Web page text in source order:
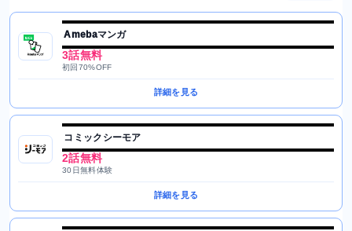
Amebaマンガ
3話無料
初回70%OFF
詳細を見る
コミックシーモア
2話無料
30日無料体験
詳細を見る